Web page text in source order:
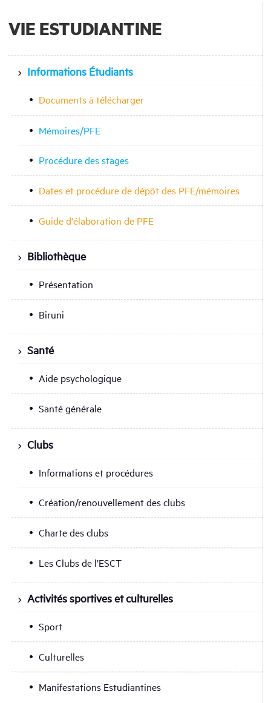
VIE ESTUDIANTINE
Informations Étudiants
Documents à télécharger
Mémoires/PFE
Procédure des stages
Dates et procédure de dépôt des PFE/mémoires
Guide d'élaboration de PFE
Bibliothèque
Présentation
Biruni
Santé
Aide psychologique
Santé générale
Clubs
Informations et procédures
Création/renouvellement des clubs
Charte des clubs
Les Clubs de l’ESCT
Activités sportives et culturelles
Sport
Culturelles
Manifestations Estudiantines